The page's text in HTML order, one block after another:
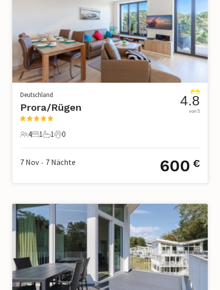
Deutschland
Prora/Rügen
4 Gäste
4
1 Schlafzimmer
1
1 Badezimmer
1
0 Haustiere
0
4.8
von 5
7 Nov • 7 Nächte 600 €